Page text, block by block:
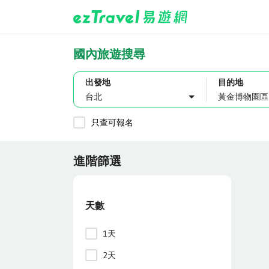
國內旅遊搜尋
出發地
台北
目的地
只查可報名
進階篩選
天數
1天
2天